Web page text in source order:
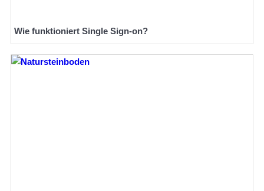
Wie funktioniert Single Sign-on?